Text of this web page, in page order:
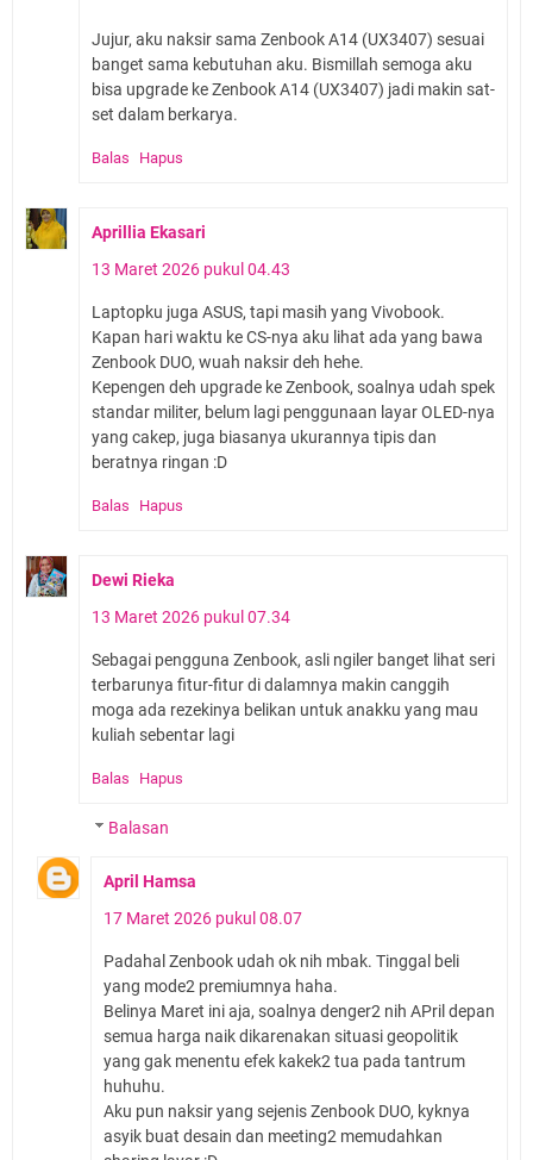
Jujur, aku naksir sama Zenbook A14 (UX3407) sesuai
banget sama kebutuhan aku. Bismillah semoga aku
bisa upgrade ke Zenbook A14 (UX3407) jadi makin sat-
set dalam berkarya.
Balas Hapus
Aprillia Ekasari
13 Maret 2026 pukul 04.43
Laptopku juga ASUS, tapi masih yang Vivobook.
Kapan hari waktu ke CS-nya aku lihat ada yang bawa
Zenbook DUO, wuah naksir deh hehe.
Kepengen deh upgrade ke Zenbook, soalnya udah spek
standar militer, belum lagi penggunaan layar OLED-nya
yang cakep, juga biasanya ukurannya tipis dan
beratnya ringan :D
Balas Hapus
Dewi Rieka
13 Maret 2026 pukul 07.34
Sebagai pengguna Zenbook, asli ngiler banget lihat seri
terbarunya fitur-fitur di dalamnya makin canggih
moga ada rezekinya belikan untuk anakku yang mau
kuliah sebentar lagi
Balas Hapus
Balasan
April Hamsa
17 Maret 2026 pukul 08.07
Padahal Zenbook udah ok nih mbak. Tinggal beli
yang mode2 premiumnya haha.
Belinya Maret ini aja, soalnya denger2 nih APril depan
semua harga naik dikarenakan situasi geopolitik
yang gak menentu efek kakek2 tua pada tantrum
huhuhu.
Aku pun naksir yang sejenis Zenbook DUO, kyknya
asyik buat desain dan meeting2 memudahkan